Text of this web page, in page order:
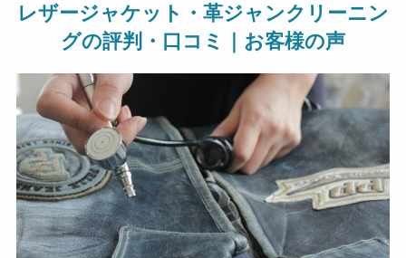
レザージャケット・革ジャンクリーニン
グの評判・口コミ｜お客様の声